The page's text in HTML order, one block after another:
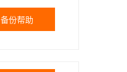
备份帮助